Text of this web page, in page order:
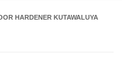
HARDENER KUTAWALUYA